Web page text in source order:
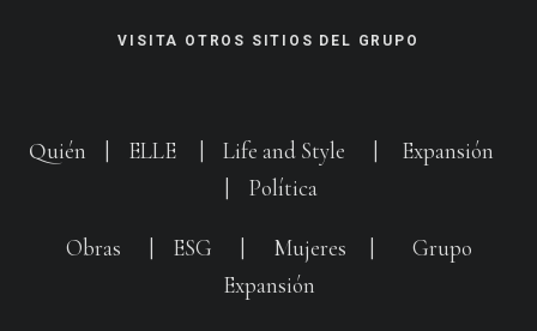
VISITA OTROS SITIOS DEL GRUPO
Quién ELLE Life and Style
Expansión
Política
Obras ESG Mujeres
Grupo
Expansión